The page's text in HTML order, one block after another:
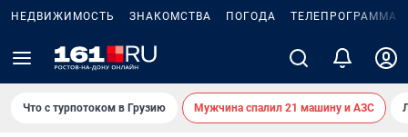
НЕДВИЖИМОСТЬ ЗНАКОМСТВА ПОГОДА ТЕЛЕПРОГРАММА
Что с турпотоком в Грузию Мужчина спалил 21 машину и АЗС